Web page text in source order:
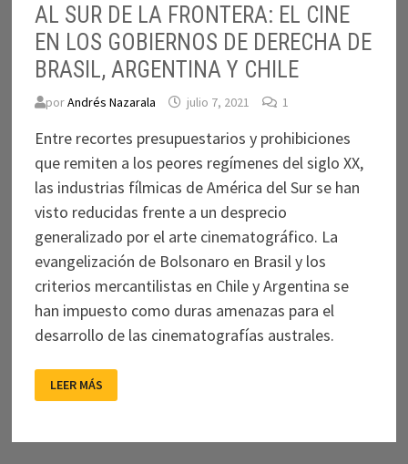
AL SUR DE LA FRONTERA: EL CINE
EN LOS GOBIERNOS DE DERECHA DE
BRASIL, ARGENTINA Y CHILE
porAndrés Nazarala julio 7, 2021 1
Entre recortes presupuestarios y prohibiciones
que remiten a los peores regímenes del siglo XX,
las industrias fílmicas de América del Sur se han
visto reducidas frente a un desprecio
generalizado por el arte cinematográfico. La
evangelización de Bolsonaro en Brasil y los
criterios mercantilistas en Chile y Argentina se
han impuesto como duras amenazas para el
desarrollo de las cinematografías australes.
AL
SUR
DE
EL
LEER MÁS